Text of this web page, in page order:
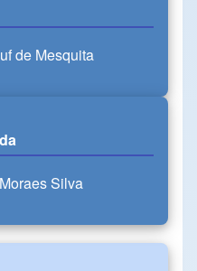
de Mesquita
Silva